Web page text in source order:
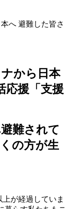
へ 避難した皆さ
から日本
応援「支援
難されて
の方が生
が経過していま